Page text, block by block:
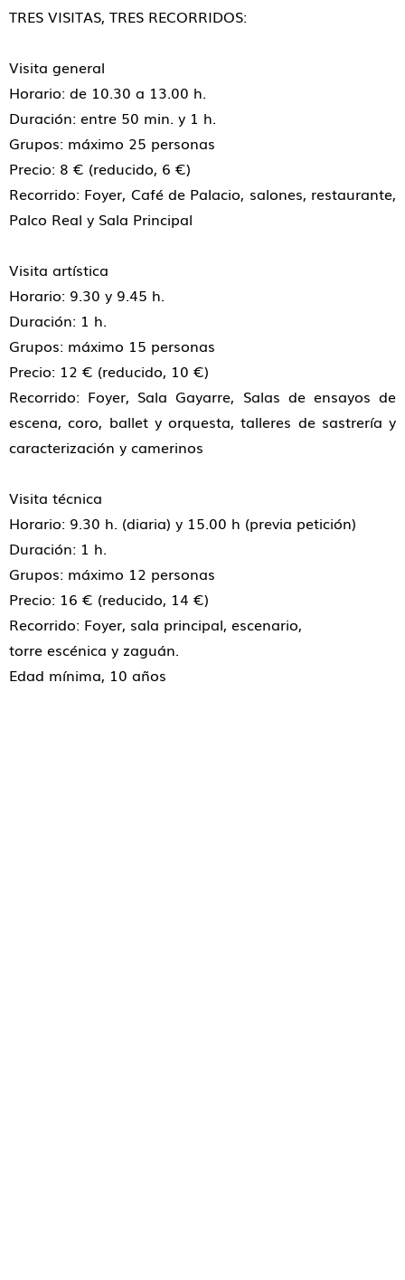
TRES VISITAS, TRES RECORRIDOS:
Visita general
Horario: de 10.30 a 13.00 h.
Duración: entre 50 min. y 1 h.
Grupos: máximo 25 personas
Precio: 8 € (reducido, 6 €)
Recorrido: Foyer, Café de Palacio, salones, restaurante,
Palco Real y Sala Principal
Visita artística
Horario: 9.30 y 9.45 h.
Duración: 1 h.
Grupos: máximo 15 personas
Precio: 12 € (reducido, 10 €)
Recorrido: Foyer, Sala Gayarre, Salas de ensayos de
escena, coro, ballet y orquesta, talleres de sastrería y
caracterización y camerinos
Visita técnica
Horario: 9.30 h. (diaria) y 15.00 h (previa petición)
Duración: 1 h.
Grupos: máximo 12 personas
Precio: 16 € (reducido, 14 €)
Recorrido: Foyer, sala principal, escenario,
torre escénica y zaguán.
Edad mínima, 10 años